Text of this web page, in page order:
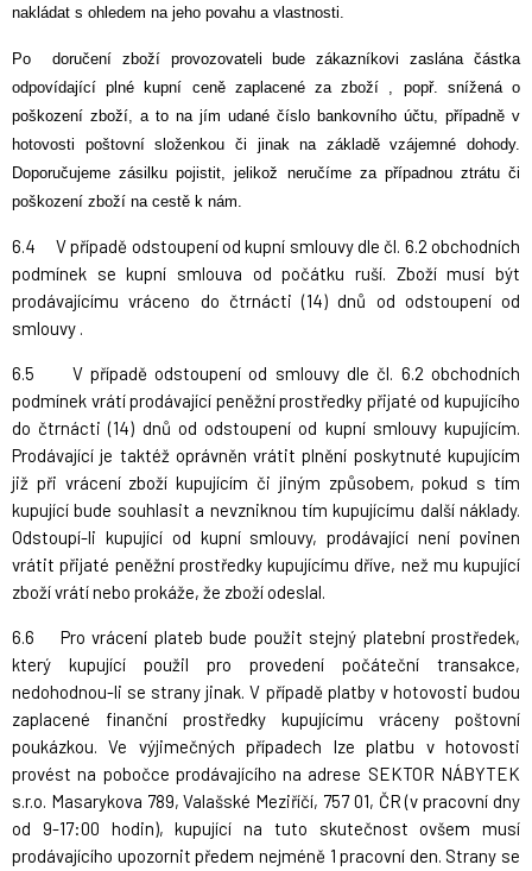
nakládat s ohledem na jeho povahu a vlastnosti.
Po doručení zboží provozovateli bude zákazníkovi zaslána částka
odpovídající plné kupní ceně zaplacené za zboží , popř. snížená o
poškození zboží, a to na jím udané číslo bankovního účtu, případně v
hotovosti poštovní složenkou či jinak na základě vzájemné dohody.
Doporučujeme zásilku pojistit, jelikož neručíme za případnou ztrátu či
poškození zboží na cestě k nám.
6.4 V případě odstoupení od kupní smlouvy dle čl. 6.2 obchodních
podmínek se kupní smlouva od počátku ruší. Zboží musí být
prodávajícímu vráceno do čtrnácti (14) dnů od odstoupení od
smlouvy .
6.5 V případě odstoupení od smlouvy dle čl. 6.2 obchodních
podmínek vrátí prodávající peněžní prostředky přijaté od kupujícího
do čtrnácti (14) dnů od odstoupení od kupní smlouvy kupujícím.
Prodávající je taktéž oprávněn vrátit plnění poskytnuté kupujícím
již při vrácení zboží kupujícím či jiným způsobem, pokud s tím
kupující bude souhlasit a nevzniknou tím kupujícímu další náklady.
Odstoupí-li kupující od kupní smlouvy, prodávající není povinen
vrátit přijaté peněžní prostředky kupujícímu dříve, než mu kupující
zboží vrátí nebo prokáže, že zboží odeslal.
6.6 Pro vrácení plateb bude použit stejný platební prostředek,
který kupující použil pro provedení počáteční transakce,
nedohodnou-li se strany jinak. V případě platby v hotovosti budou
zaplacené finanční prostředky kupujícímu vráceny poštovní
poukázkou. Ve výjimečných případech lze platbu v hotovosti
provést na pobočce prodávajícího na adrese SEKTOR NÁBYTEK
s.r.o. Masarykova 789, Valašské Meziříčí, 757 01, ČR (v pracovní dny
od 9-17:00 hodin), kupující na tuto skutečnost ovšem musí
prodávajícího upozornit předem nejméně 1 pracovní den. Strany se